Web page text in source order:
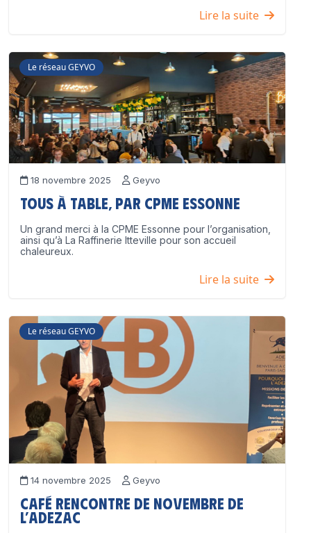
Lire la suite
Le réseau GEYVO
18 novembre 2025 Geyvo
Tous à table, par CPME Essonne
Un grand merci à la CPME Essonne pour l’organisation,
ainsi qu’à La Raffinerie Itteville pour son accueil
chaleureux.
Lire la suite
Le réseau GEYVO
14 novembre 2025 Geyvo
Café Rencontre de Novembre de
l’ADEZAC